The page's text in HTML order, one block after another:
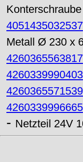
4051435032537
Metall Ø 230 x
4260365563817
4260339990403
4260365571539
4260339996665
- Netzteil 24V